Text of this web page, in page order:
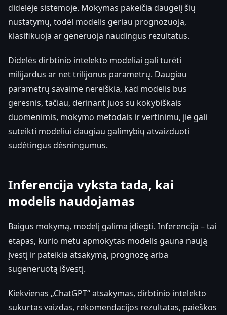
didelėje sistemoje. Mokymas pakeičia daugelį šių
nustatymų, todėl modelis geriau prognozuoja,
klasifikuoja ar generuoja naudingus rezultatus.
Didelės dirbtinio intelekto modeliai gali turėti
milijardus ar net trilijonus parametrų. Daugiau
parametrų savaime nereiškia, kad modelis bus
geresnis, tačiau, derinant juos su kokybiškais
duomenimis, mokymo metodais ir vertinimu, jie gali
suteikti modeliui daugiau galimybių atvaizduoti
sudėtingus dėsningumus.
Inferencija vyksta tada, kai
modelis naudojamas
Baigus mokymą, modelį galima įdiegti. Inferencija – tai
etapas, kurio metu apmokytas modelis gauna naują
įvestį ir pateikia atsakymą, prognozę arba
sugeneruotą išvestį.
Kiekvienas „ChatGPT“ atsakymas, dirbtinio intelekto
sukurtas vaizdas, rekomendacijos rezultatas, paieškos